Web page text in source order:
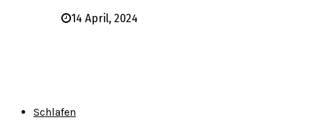
14 April, 2024
Schlafen